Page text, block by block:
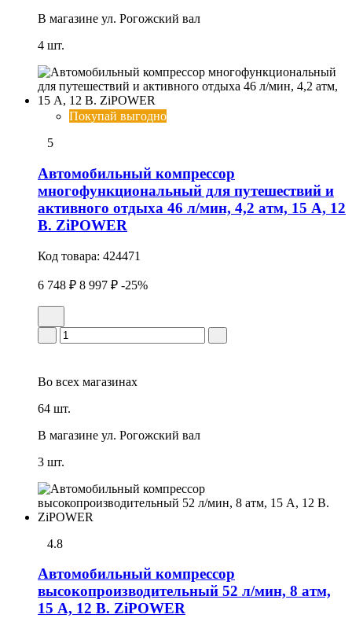
В магазине ул. Рогожский вал
4 шт.
Покупай выгодно
5
Автомобильный компрессор
многофункциональный для путешествий и
активного отдыха 46 л/мин, 4,2 атм, 15 А, 12
В. ZiPOWER
Код товара: 424471
6 748 ₽ 8 997 ₽ -25%
Во всех магазинах
64 шт.
В магазине ул. Рогожский вал
3 шт.
4.8
Автомобильный компрессор
высокопроизводительный 52 л/мин, 8 атм,
15 А, 12 В. ZiPOWER